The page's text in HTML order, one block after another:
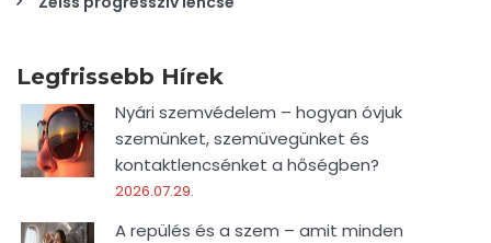
Legfrissebb Hírek
Nyári szemvédelem – hogyan óvjuk
szemünket, szemüvegünket és
kontaktlencsénket a hőségben?
2026.07.29.
A repülés és a szem – amit minden